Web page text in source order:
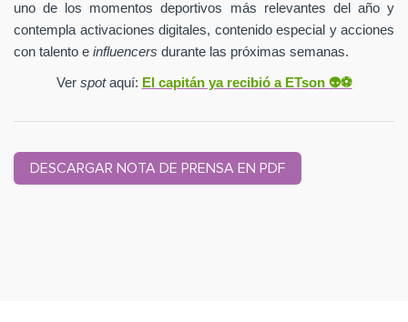
uno de los momentos deportivos más relevantes del año y
contempla activaciones digitales, contenido especial y acciones
con talento e influencers durante las próximas semanas.
Ver spotaquí: El capitán ya recibió a ETson 👽⚽️
DESCARGAR NOTA DE PRENSA EN PDF